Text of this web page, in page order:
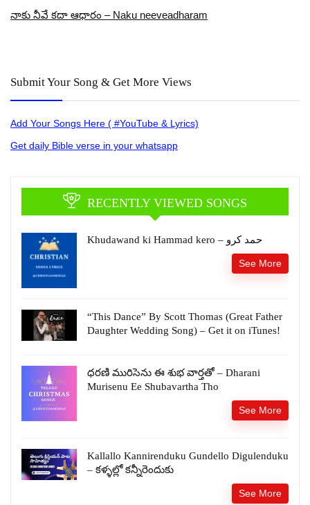
నాకు నీవే కదా ఆధారం – Naku neeveadharam
Submit Your Song & Get More Views
Add Your Songs Here ( #YouTube & Lyrics)
Get daily Bible verse in your whatsapp
RECENTLY VIEWED SONGS
Khudawand ki Hammad kero – حمد کرو
See More
“This Dance” By Scott Thomas (Great Father
Daughter Wedding Song) – Get it on iTunes!
ధరణి మురిసెను ఈ శుభ వార్తతో – Dharani
Murisenu Ee Shubavartha Tho
See More
Kallallo Kannirenduku Gundello Digulenduku
– కళ్ళల్లో కన్నీరెందుకు
See More